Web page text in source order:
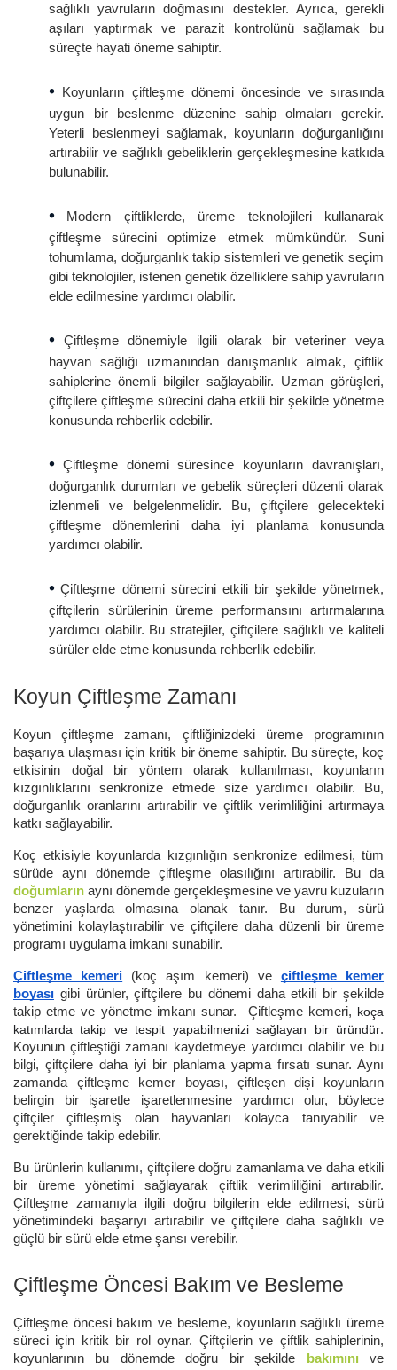
sağlıklı yavruların doğmasını destekler. Ayrıca, gerekli
aşıları yaptırmak ve parazit kontrolünü sağlamak bu
süreçte hayati öneme sahiptir.
•
Koyunların çiftleşme dönemi öncesinde ve sırasında
uygun bir beslenme düzenine sahip olmaları gerekir.
Yeterli beslenmeyi sağlamak, koyunların doğurganlığını
artırabilir ve sağlıklı gebeliklerin gerçekleşmesine katkıda
bulunabilir.
•
Modern çiftliklerde, üreme teknolojileri kullanarak
çiftleşme sürecini optimize etmek mümkündür. Suni
tohumlama, doğurganlık takip sistemleri ve genetik seçim
gibi teknolojiler, istenen genetik özelliklere sahip yavruların
elde edilmesine yardımcı olabilir.
•
Çiftleşme dönemiyle ilgili olarak bir veteriner veya
hayvan sağlığı uzmanından danışmanlık almak, çiftlik
sahiplerine önemli bilgiler sağlayabilir. Uzman görüşleri,
çiftçilere çiftleşme sürecini daha etkili bir şekilde yönetme
konusunda rehberlik edebilir.
• Çiftleşme dönemi süresince koyunların davranışları,
doğurganlık durumları ve gebelik süreçleri düzenli olarak
izlenmeli ve belgelenmelidir. Bu, çiftçilere gelecekteki
çiftleşme dönemlerini daha iyi planlama konusunda
yardımcı olabilir.
• Çiftleşme dönemi sürecini etkili bir şekilde yönetmek,
çiftçilerin sürülerinin üreme performansını artırmalarına
yardımcı olabilir. Bu stratejiler, çiftçilere sağlıklı ve kaliteli
sürüler elde etme konusunda rehberlik edebilir.
Koyun Çiftleşme Zamanı
Koyun çiftleşme zamanı, çiftliğinizdeki üreme programının
başarıya ulaşması için kritik bir öneme sahiptir. Bu süreçte, koç
etkisinin doğal bir yöntem olarak kullanılması, koyunların
kızgınlıklarını senkronize etmede size yardımcı olabilir. Bu,
doğurganlık oranlarını artırabilir ve çiftlik verimliliğini artırmaya
katkı sağlayabilir.
Koç etkisiyle koyunlarda kızgınlığın senkronize edilmesi, tüm
sürüde aynı dönemde çiftleşme olasılığını artırabilir. Bu da
doğumların aynı dönemde gerçekleşmesine ve yavru kuzuların
benzer yaşlarda olmasına olanak tanır. Bu durum, sürü
yönetimini kolaylaştırabilir ve çiftçilere daha düzenli bir üreme
programı uygulama imkanı sunabilir.
Çiftleşme kemeri (koç aşım kemeri) ve
çiftleşme kemer
boyası gibi ürünler, çiftçilere bu dönemi daha etkili bir şekilde
takip etme ve yönetme imkanı sunar. Çiftleşme kemeri, koça
katımlarda takip ve tespit yapabilmenizi sağlayan bir üründür.
Koyunun çiftleştiği zamanı kaydetmeye yardımcı olabilir ve bu
bilgi, çiftçilere daha iyi bir planlama yapma fırsatı sunar. Aynı
zamanda çiftleşme kemer boyası, çiftleşen dişi koyunların
belirgin bir işaretle işaretlenmesine yardımcı olur, böylece
çiftçiler çiftleşmiş olan hayvanları kolayca tanıyabilir ve
gerektiğinde takip edebilir.
Bu ürünlerin kullanımı, çiftçilere doğru zamanlama ve daha etkili
bir üreme yönetimi sağlayarak çiftlik verimliliğini artırabilir.
Çiftleşme zamanıyla ilgili doğru bilgilerin elde edilmesi, sürü
yönetimindeki başarıyı artırabilir ve çiftçilere daha sağlıklı ve
güçlü bir sürü elde etme şansı verebilir.
Çiftleşme Öncesi Bakım ve Besleme
Çiftleşme öncesi bakım ve besleme, koyunların sağlıklı üreme
süreci için kritik bir rol oynar. Çiftçilerin ve çiftlik sahiplerinin,
koyunlarının bu dönemde doğru bir şekilde
bakımını
ve